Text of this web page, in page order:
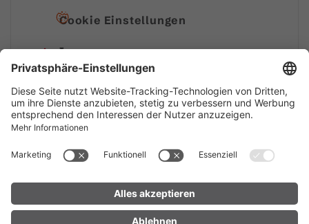
Cookie Einstellungen
Impressum